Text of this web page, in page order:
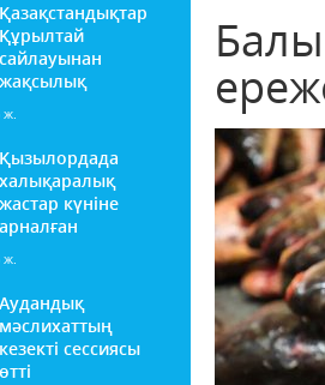
Қазақстандықтар
Құрылтай
сайлауынан
жақсылық
ж.
Қызылордада
халықаралық
жастар күніне
арналған
ж.
Аудандық
мәслихаттың
кезекті сессиясы
өтті